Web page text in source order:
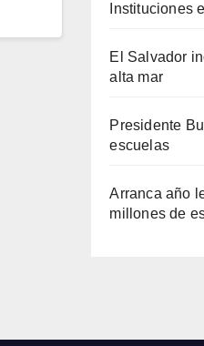
Instituciones
El Salvador
alta mar
Presidente
escuelas
Arranca año
millones de